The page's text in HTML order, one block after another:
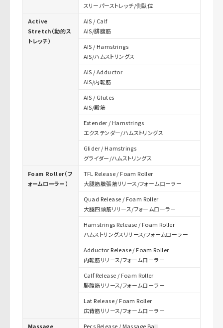
スリーパーストレッチ/側臥位
Active
Stretch（動的ス
トレッチ）
AIS / Calf
AIS/腓腹筋
AIS / Hamstrings
AIS/ハムストリングス
AIS / Adductor
AIS/内転筋
AIS / Glutes
AIS/殿筋
Extender / Hamstrings
エクステンダー/ハムストリングス
Glider / Hamstrings
グライダー/ハムストリングス
Foam Roller（フ
ォームローラー）
TFL Release / Foam Roller
大腿筋膜張筋リリース/フォームローラー
Quad Release / Foam Roller
大腿四頭筋リリース/フォームローラー
Hamstrings Release / Foam Roller
ハムストリングスリリース/フォームローラー
Adductor Release / Foam Roller
内転筋リリース/フォームローラー
Calf Release / Foam Roller
腓腹筋リリース/フォームローラー
Lat Release / Foam Roller
広背筋リリース/フォームローラー
Massage
Pecs Release / Massage Ball